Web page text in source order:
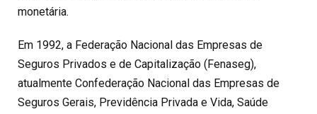
monetária.
Em 1992, a Federação Nacional das Empresas de
Seguros Privados e de Capitalização (Fenaseg),
atualmente Confederação Nacional das Empresas de
Seguros Gerais, Previdência Privada e Vida, Saúde